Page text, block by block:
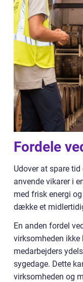
Fordele
Udover at spare
anvende vikarer i
med frisk energi
dække et
En anden fordel
virksomheden
medarbejders
sygedage. Dette
virksomheden og